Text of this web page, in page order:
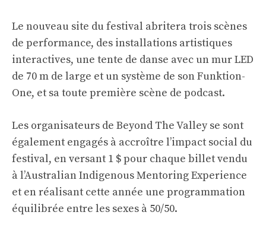
Le nouveau site du festival abritera trois scènes
de performance, des installations artistiques
interactives, une tente de danse avec un mur LED
de 70 m de large et un système de son Funktion-
One, et sa toute première scène de podcast.
Les organisateurs de Beyond The Valley se sont
également engagés à accroître l’impact social du
festival, en versant 1 $ pour chaque billet vendu
à l’Australian Indigenous Mentoring Experience
et en réalisant cette année une programmation
équilibrée entre les sexes à 50/50.